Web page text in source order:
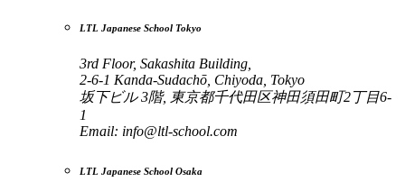
LTL Japanese School Tokyo
3rd Floor, Sakashita Building,
2-6-1 Kanda-Sudachō, Chiyoda, Tokyo
坂下ビル 3階, 東京都千代田区神田須田町2丁目6-
1
Email: info@ltl-school.com
LTL Japanese School Osaka